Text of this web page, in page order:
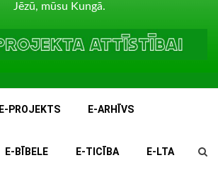
Jēzū, mūsu Kungā.
E-PROJEKTS E-ARHĪVS
E-BĪBELE E-TICĪBA E-LTA